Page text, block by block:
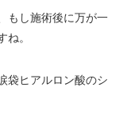
もし施術後に万が一
ね。
袋ヒアルロン酸のシ